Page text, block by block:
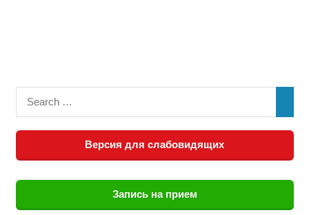
Версия для слабовидящих
Запись на прием